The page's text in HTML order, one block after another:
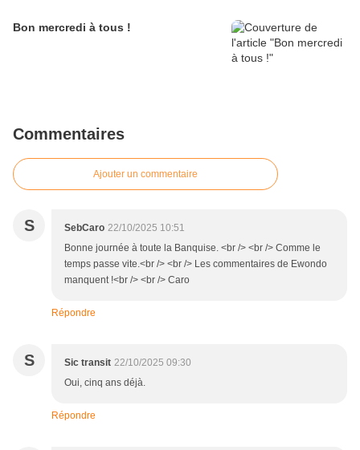
Bon mercredi à tous !
Commentaires
Ajouter un commentaire
S SebCaro 22/10/2025 10:51
Bonne journée à toute la Banquise. <br /> <br /> Comme le
temps passe vite.<br /> <br /> Les commentaires de Ewondo
manquent !<br /> <br /> Caro
Répondre
S Sic transit 22/10/2025 09:30
Oui, cinq ans déjà.
Répondre